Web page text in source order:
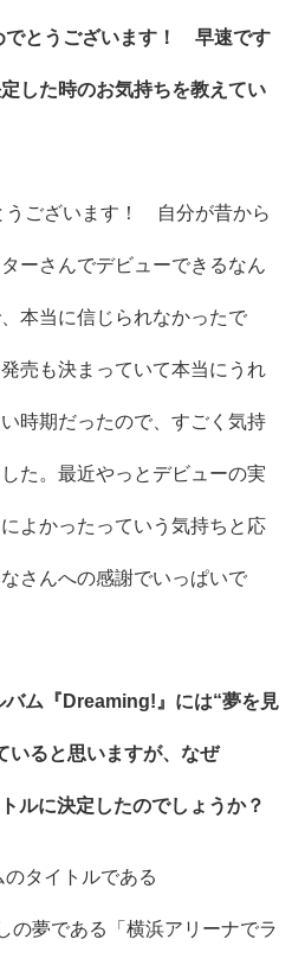
とうございます！ 早速です
した時のお気持ちを教えてい
うございます！ 自分が昔から
ーさんでデビューできるなん
本当に信じられなかったで
売も決まっていて本当にうれ
時期だったので、すごく気持
た。最近やっとデビューの実
よかったっていう気持ちと応
さんへの感謝でいっぱいで
ム『 Dreaming! 』には“夢を見
いると思いますが、なぜ
ルに決定したのでしょうか？
のタイトルである
の夢である「横浜アリーナでラ